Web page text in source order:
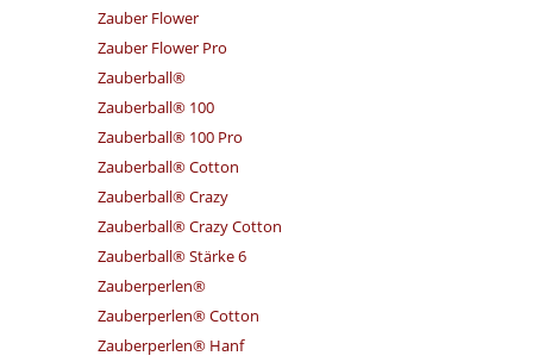
Zauber Flower
Zauber Flower Pro
Zauberball®
Zauberball® 100
Zauberball® 100 Pro
Zauberball® Cotton
Zauberball® Crazy
Zauberball® Crazy Cotton
Zauberball® Stärke 6
Zauberperlen®
Zauberperlen® Cotton
Zauberperlen® Hanf